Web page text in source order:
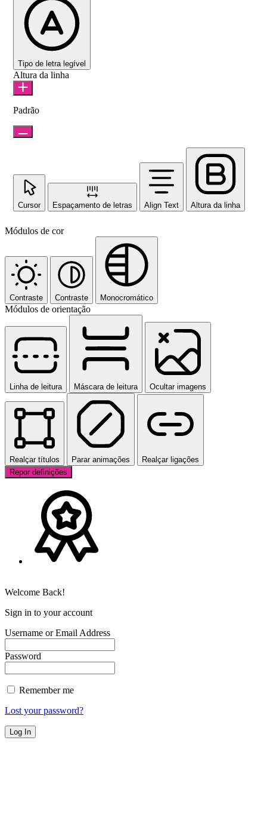
Tipo de letra legível
Altura da linha
Padrão
Cursor Espaçamento de letras Align Text Altura da linha
Módulos de cor
Contraste Contraste Monocromático
Módulos de orientação
Linha de leitura Máscara de leitura Ocultar imagens
Realçar títulos Parar animações
Realçar ligações
Repor definições
Welcome Back!
Sign in to your account
Username or Email Address
Password
Remember me
Lost your password?